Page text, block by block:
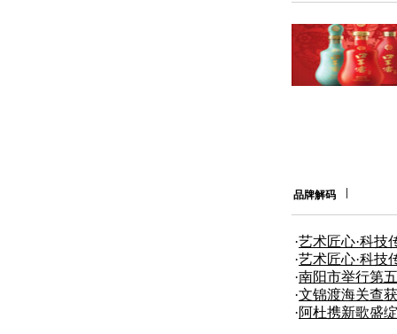
品牌解码
·艺术匠心·科技
团合作发布
·艺术匠心·科技
团合作发布
·南阳市举行第
奖”颁奖仪式
·文锦渡海关查
·阿杜携新歌盛